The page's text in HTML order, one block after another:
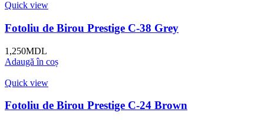
Quick view
Fotoliu de Birou Prestige C-38 Grey
1,250MDL
Adaugă în coș
Quick view
Fotoliu de Birou Prestige C-24 Brown